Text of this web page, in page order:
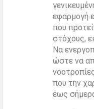
εφαρμογή
που
στόχους,
Να
ώστε να
που την
έως